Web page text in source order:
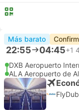
Más barato
22:55 04:45+1
DXB Aeropuerto
ALA Aeropuerto de